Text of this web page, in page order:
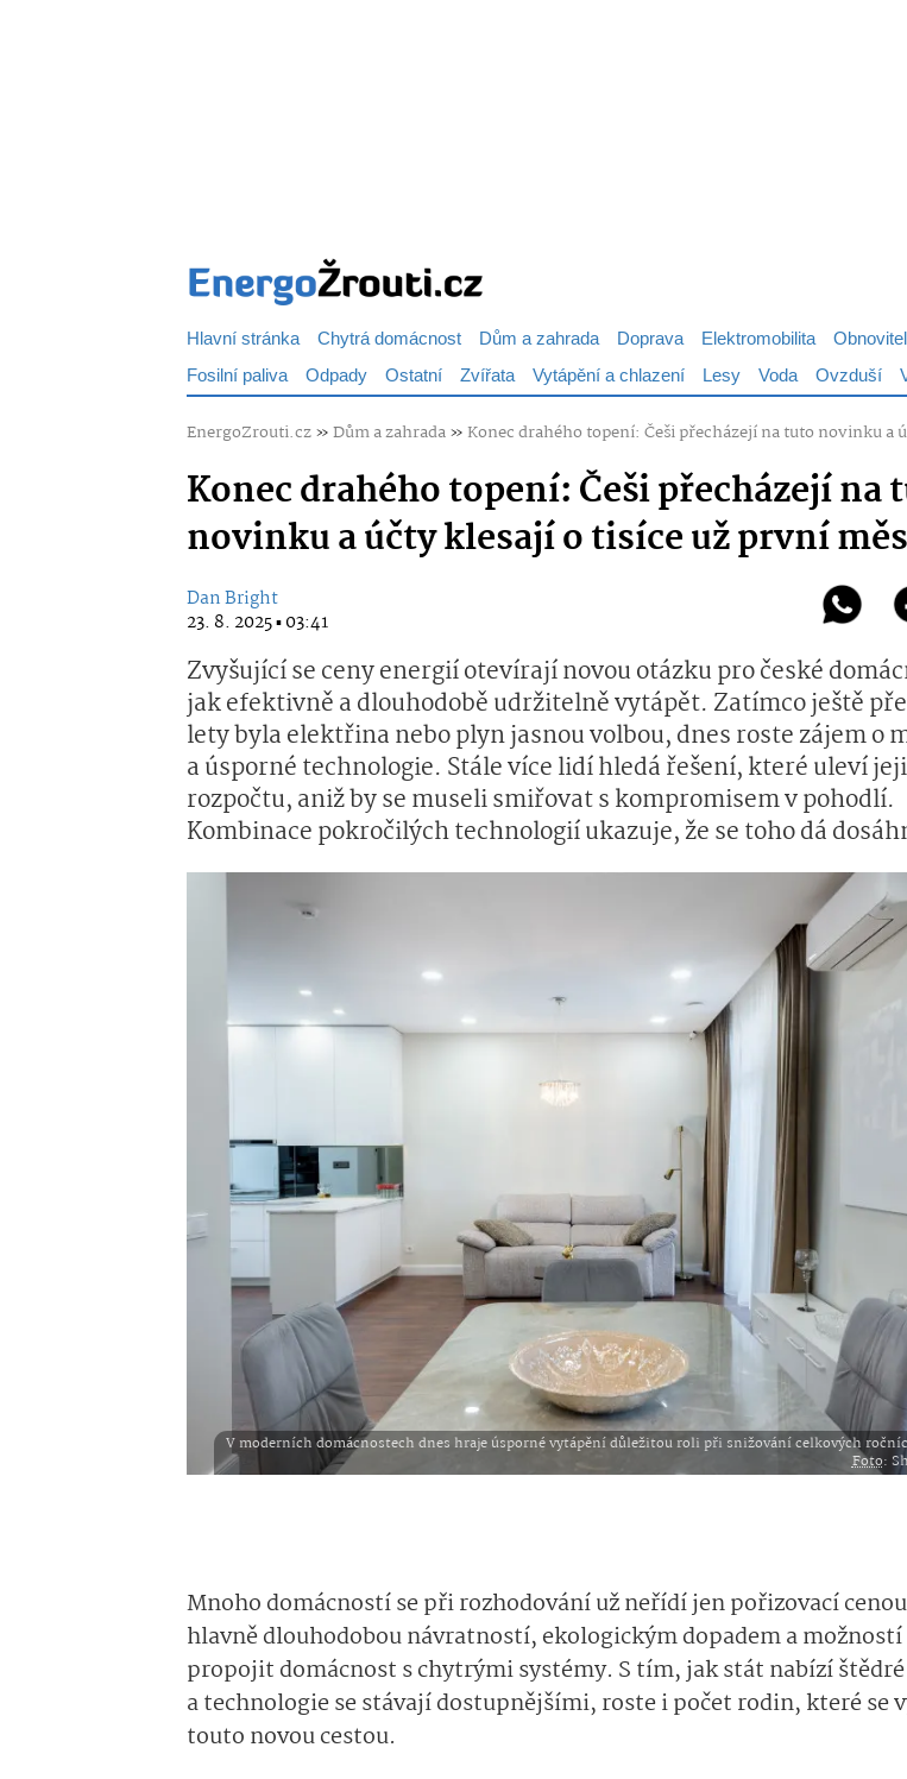
Hlavní stránka Chytrá domácnost Dům a zahrada Doprava Elektromobilita
Fosilní paliva Odpady Ostatní Zvířata Vytápění a chlazení Lesy Voda Ovzduší
EnergoZrouti.cz»Dům a zahrada»Konec drahého topení: Češi přecházejí na tuto novinku a
Konec drahého topení: Češi přecházejí na
novinku a účty klesají o tisíce už první
Dan Bright
23. 8. 2025 ▪ 03:41
Zvyšující se ceny energií otevírají novou otázku pro české
jak efektivně a dlouhodobě udržitelně vytápět. Zatímco ještě
lety byla elektřina nebo plyn jasnou volbou, dnes roste zájem o
a úsporné technologie. Stále více lidí hledá řešení, které uleví
rozpočtu, aniž by se museli smiřovat s kompromisem v pohodlí.
Kombinace pokročilých technologií ukazuje, že se toho dá
V moderních domácnostech dnes hraje úsporné vytápění důležitou roli při snižování celkových
Foto:
Mnoho domácností se při rozhodování už neřídí jen pořizovací
hlavně dlouhodobou návratností, ekologickým dopadem a možností
propojit domácnost s chytrými systémy. S tím, jak stát nabízí
a technologie se stávají dostupnějšími, roste i počet rodin, které se
touto novou cestou.